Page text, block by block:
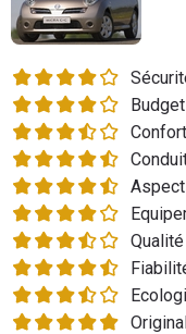
Utilitaires
Flottes
Auto
Services
Forum
Moto
Marques
Budget
Confort